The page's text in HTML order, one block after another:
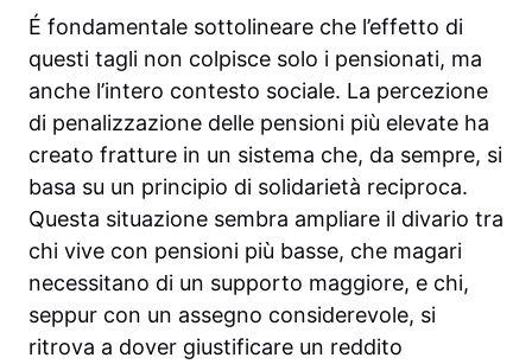
É fondamentale sottolineare che l’effetto di
questi tagli non colpisce solo i pensionati, ma
anche l’intero contesto sociale. La percezione
di penalizzazione delle pensioni più elevate ha
creato fratture in un sistema che, da sempre, si
basa su un principio di solidarietà reciproca.
Questa situazione sembra ampliare il divario tra
chi vive con pensioni più basse, che magari
necessitano di un supporto maggiore, e chi,
seppur con un assegno considerevole, si
ritrova a dover giustificare un reddito